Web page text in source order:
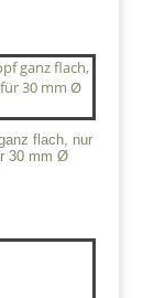
flach, nur
30 mm Ø